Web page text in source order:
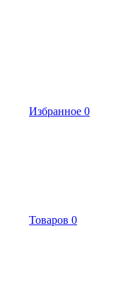
Избранное 0
Товаров 0